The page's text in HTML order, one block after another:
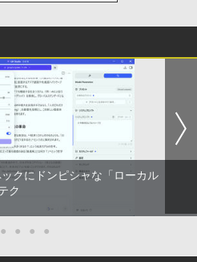
ックにドンピシャな「ローカル
ク
● ● ● ●